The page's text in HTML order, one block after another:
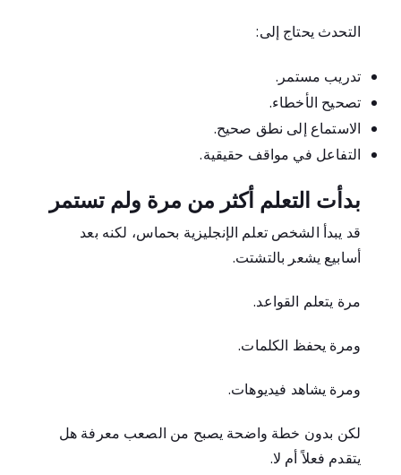
التحدث يحتاج إلى:
تدريب مستمر.
تصحيح الأخطاء.
الاستماع إلى نطق صحيح.
التفاعل في مواقف حقيقية.
بدأت التعلم أكثر من مرة ولم تستمر
قد يبدأ الشخص تعلم الإنجليزية بحماس، لكنه بعد
أسابيع يشعر بالتشتت.
مرة يتعلم القواعد.
ومرة يحفظ الكلمات.
ومرة يشاهد فيديوهات.
لكن بدون خطة واضحة يصبح من الصعب معرفة هل
يتقدم فعلاً أم لا.